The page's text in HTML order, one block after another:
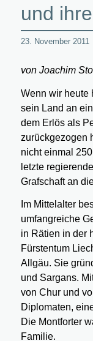
und
23. November 2011
von Joachim
Wenn wir heute
sein Land an
dem Erlös als
zurückgezogen
nicht einmal
letzte
Grafschaft an
Im Mittelalter
umfangreiche
in Rätien in der
Fürstentum
Allgäu. Sie
und Sargans.
von Chur und
Diplomaten,
Die Montforter
Familie.